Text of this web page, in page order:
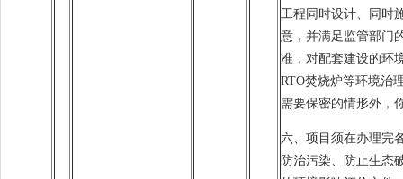
工程同时设计、同时
意，并满足监管部门
准，对配套建设的环
RTO焚烧炉等环境治
需要保密的情形外，
六、项目须在办理完
防治污染、防止生态